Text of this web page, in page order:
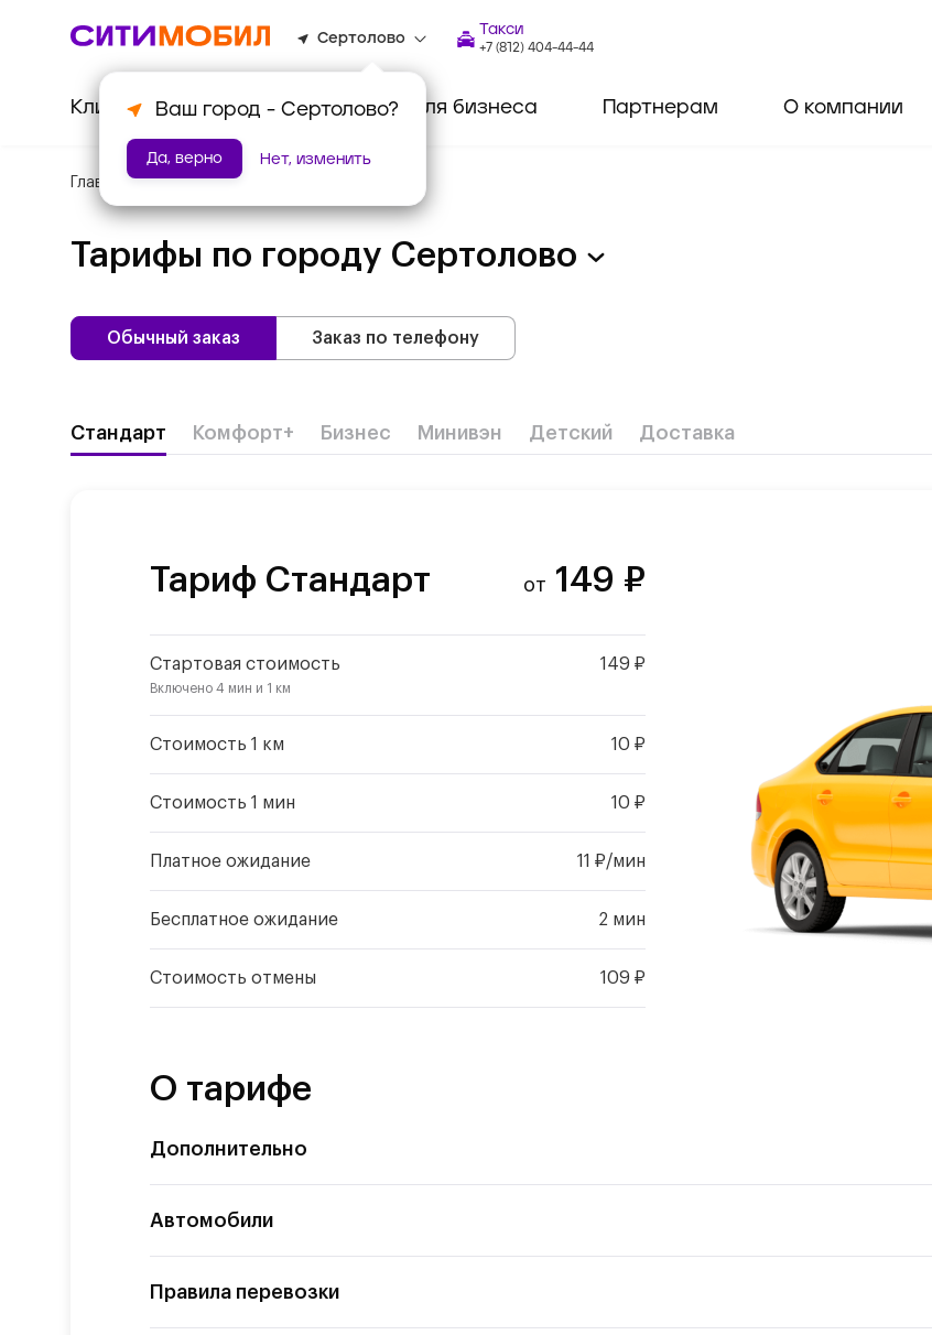
Сертолово
Ваш город - Сертолово?
Да, верно Нет, изменить
Такси
+7 (812) 404-44-44
Клиентам Водителям Для бизнеса Партнерам О компании
Главная /Тарифы
Тарифы по городу Сертолово
Обычный заказ Заказ по телефону
Стандарт Комфорт+ Бизнес Минивэн Детский Доставка
Тариф Стандарт от 149 ₽
Стартовая стоимость 149 ₽
Включено 4 мин и 1 км
Стоимость 1 км 10 ₽
Стоимость 1 мин 10 ₽
Платное ожидание 11 ₽/мин
Бесплатное ожидание 2 мин
Стоимость отмены 109 ₽
О тарифе
Дополнительно
Автомобили
Правила перевозки